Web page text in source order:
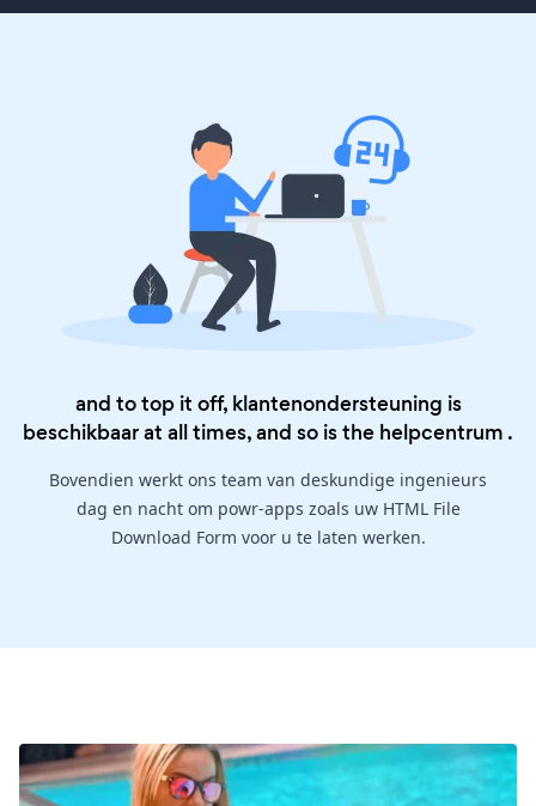
and to top it off, klantenondersteuning is
beschikbaar at all times, and so is the helpcentrum .
Bovendien werkt ons team van deskundige ingenieurs
dag en nacht om powr-apps zoals uw HTML File
Download Form voor u te laten werken.